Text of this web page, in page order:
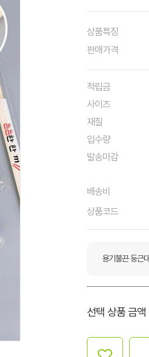
상품특징
판매가격
적립금
사이즈
재질
입수량
발송마감
배송비
상품코드
용기불끈 둥근
선택 상품 금액